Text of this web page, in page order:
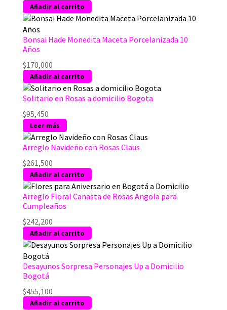
Añadir al carrito
Bonsai Hade Monedita Maceta Porcelanizada 10
Años
$170,000
Añadir al carrito
Solitario en Rosas a domicilio Bogota
$95,450
Leer más
Arreglo Navideño con Rosas Claus
$261,500
Añadir al carrito
Arreglo Floral Canasta de Rosas Angola para
Cumpleaños
$242,200
Añadir al carrito
Desayunos Sorpresa Personajes Up a Domicilio
Bogotá
$455,100
Añadir al carrito